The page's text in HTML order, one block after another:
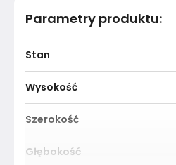
Parametry produktu:
Stan
Wysokość
Szerokość
Głębokość